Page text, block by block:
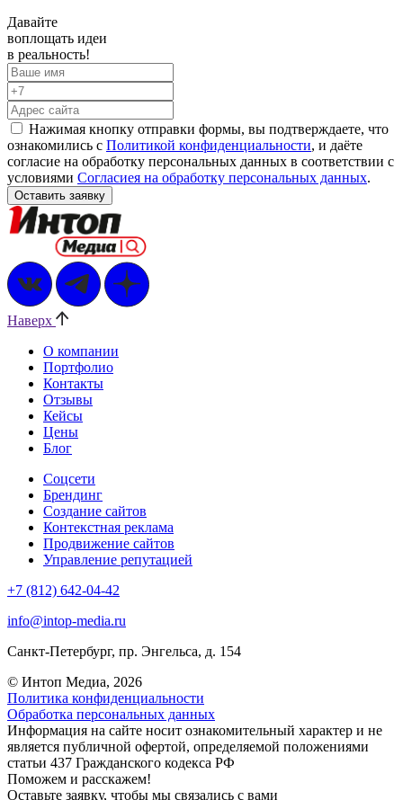
Давайте
воплощать идеи
в реальность!
Нажимая кнопку отправки формы, вы подтверждаете, что
ознакомились с Политикой конфиденциальности, и даёте
согласие на обработку персональных данных в соответствии с
условиями Согласиея на обработку персональных данных.
Наверх
О компании
Портфолио
Контакты
Отзывы
Кейсы
Цены
Блог
Соцсети
Брендинг
Создание сайтов
Контекстная реклама
Продвижение сайтов
Управление репутацией
+7 (812) 642-04-42
info@intop-media.ru
Санкт-Петербург, пр. Энгельса, д. 154
© Интоп Медиа, 2026
Политика конфиденциальности
Обработка персональных данных
Информация на сайте носит ознакомительный характер и не
является публичной офертой, определяемой положениями
статьи 437 Гражданского кодекса РФ
Поможем и расскажем!
Оставьте заявку, чтобы мы связались с вами